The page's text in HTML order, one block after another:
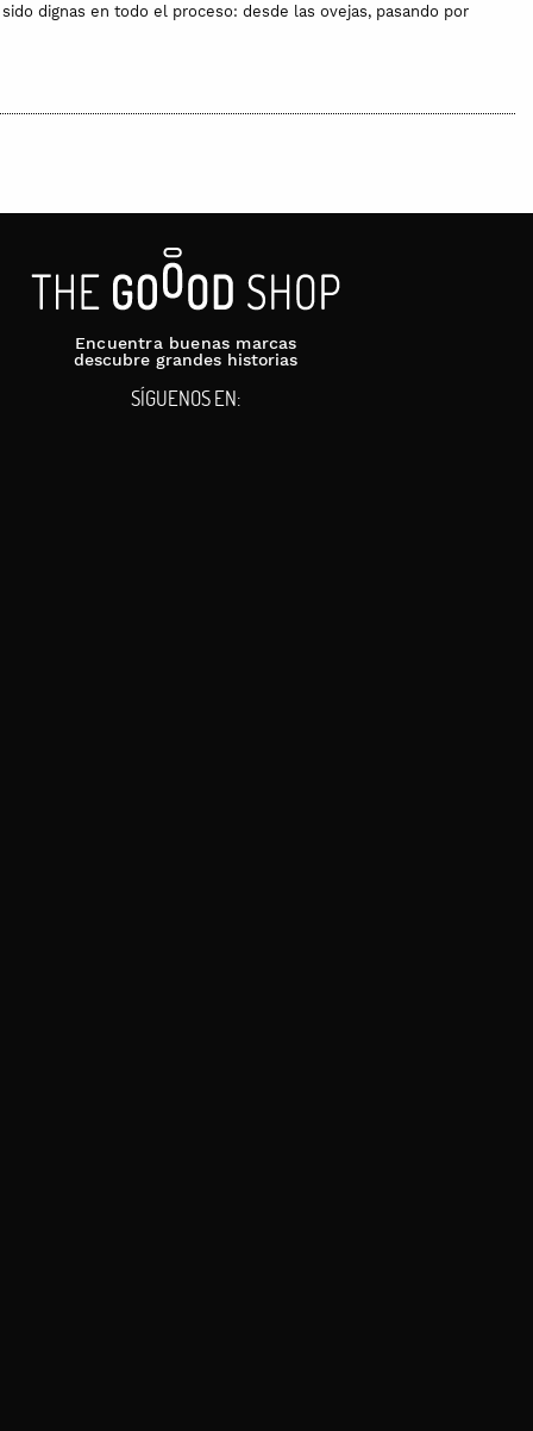
dignas en todo el proceso: desde las ovejas, pasando por
Encuentra buenas marcas
descubre grandes historias
SÍGUENOS EN: